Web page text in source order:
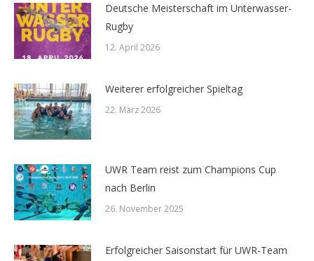
Deutsche Meisterschaft im Unterwasser-
Rugby
12. April 2026
Weiterer erfolgreicher Spieltag
22. März 2026
UWR Team reist zum Champions Cup
nach Berlin
26. November 2025
Erfolgreicher Saisonstart für UWR-Team